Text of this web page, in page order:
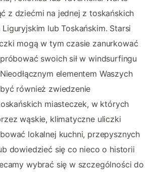
z dziećmi na jednej z toskańskich
lub Toskańskim. Starsi
mogą w tym czasie zanurkować
swoich sił w windsurfingu
elementem Waszych
również zwiedzenie
miasteczek, w których
wąskie, klimatyczne uliczki
lokalnej kuchni, przepysznych
dowiedzieć się co nieco o historii
wybrać się w szczególności do